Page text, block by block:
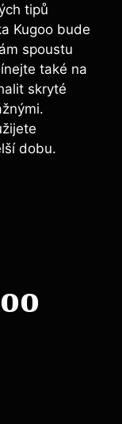
tipů
Kugoo bude
spoustu
také na
skryté
dobu.